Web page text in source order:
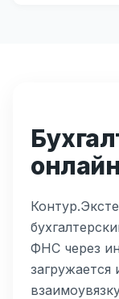
ФНС через
загружается